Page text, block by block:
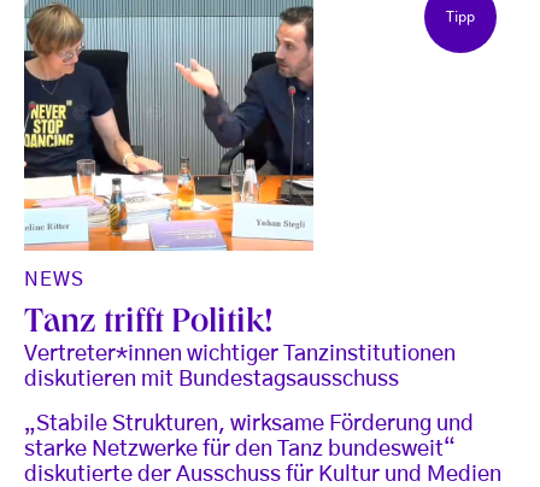
Tipp
NEWS
Tanz trifft Politik!
Vertreter*innen wichtiger Tanzinstitutionen
diskutieren mit Bundestagsausschuss
„Stabile Strukturen, wirksame Förderung und
starke Netzwerke für den Tanz bundesweit“
diskutierte der Ausschuss für Kultur und Medien